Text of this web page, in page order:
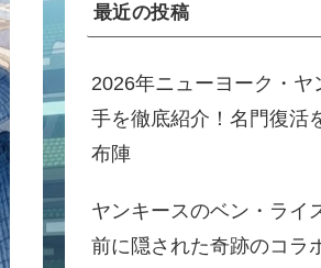
最近の投稿
2026年ニューヨーク・ヤ
手を徹底紹介！名門復活
布陣
ヤンキースのベン・ライ
前に隠された奇跡のコラ